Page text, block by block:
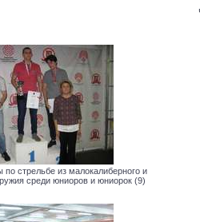
стрельбе из малокалиберного и
среди юниоров и юниорок (9)